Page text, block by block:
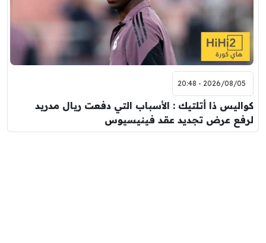
2026/08/05 - 20:48
كواليس ذا أتلتيك : الأسباب التي دفعت ريال مدريد
لرفع عرض تجديد عقد فينيسيوس